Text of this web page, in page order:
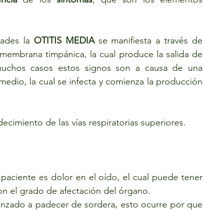
la OTITIS MEDIA se manifiesta a través de
timpánica, la cual produce la salida de
casos estos signos son a causa de una
la cual se infecta y comienza la producción
de las vías respiratorias superiores.
es dolor en el oído, el cual puede tener
el grado de afectación del órgano.
a padecer de sordera, esto ocurre por que